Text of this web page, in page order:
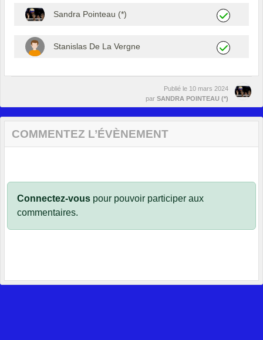
Sandra Pointeau (*)
Stanislas De La Vergne
Publié le 10 mars 2024
par SANDRA POINTEAU (*)
COMMENTEZ L’ÉVÈNEMENT
Connectez-vous pour pouvoir participer aux
commentaires.